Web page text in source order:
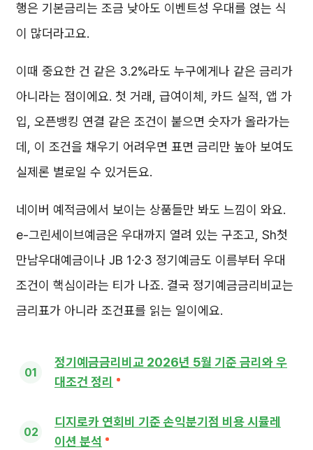
행은 기본금리는 조금 낮아도 이벤트성 우대를 얹는 식
이 많더라고요.
이때 중요한 건 같은 3.2%라도 누구에게나 같은 금리가
아니라는 점이에요. 첫 거래, 급여이체, 카드 실적, 앱 가
입, 오픈뱅킹 연결 같은 조건이 붙으면 숫자가 올라가는
데, 이 조건을 채우기 어려우면 표면 금리만 높아 보여도
실제론 별로일 수 있거든요.
네이버 예적금에서 보이는 상품들만 봐도 느낌이 와요.
e-그린세이브예금은 우대까지 열려 있는 구조고, Sh첫
만남우대예금이나 JB 1·2·3 정기예금도 이름부터 우대
조건이 핵심이라는 티가 나죠. 결국 정기예금금리비교는
금리표가 아니라 조건표를 읽는 일이에요.
정기예금금리비교 2026년 5월 기준 금리와 우
대조건 정리
디지로카 연회비 기준 손익분기점 비용 시뮬레
이션 분석